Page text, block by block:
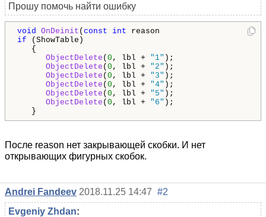
Прошу помочь найти ошибку
void OnDeinit ( const int
if (ShowTable)
{
ObjectDelete ( 0 , lbl + "1" );
ObjectDelete ( 0 , lbl + "2" );
ObjectDelete ( 0 , lbl + "3" );
ObjectDelete ( 0 , lbl + "4" );
ObjectDelete ( 0 , lbl + "5" );
ObjectDelete ( 0 , lbl + "6" );
}
После reason нет закрывающей скобки. И нет
открывающих фигурных скобок.
Andrei Fandeev 2018.11.25 14:47 #2
Evgeniy Zhdan: